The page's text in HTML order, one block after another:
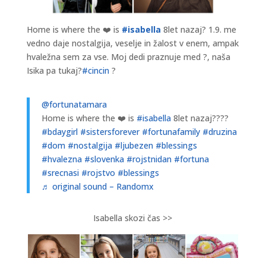
Home is where the ❤️ is #isabella 8let nazaj? 1.9. me
vedno daje nostalgija, veselje in žalost v enem, ampak
hvaležna sem za vse. Moj dedi praznuje med ?, naša
Isika pa tukaj?#cincin?
@fortunatamara
Home is where the ❤️ is #isabella8let nazaj????
#bdaygirl #sistersforever #fortunafamily #druzina
#dom #nostalgija #ljubezen #blessings
#hvalezna #slovenka #rojstnidan #fortuna
#srecnasi #rojstvo #blessings
♬ original sound – Randomx
Isabella skozi čas >>